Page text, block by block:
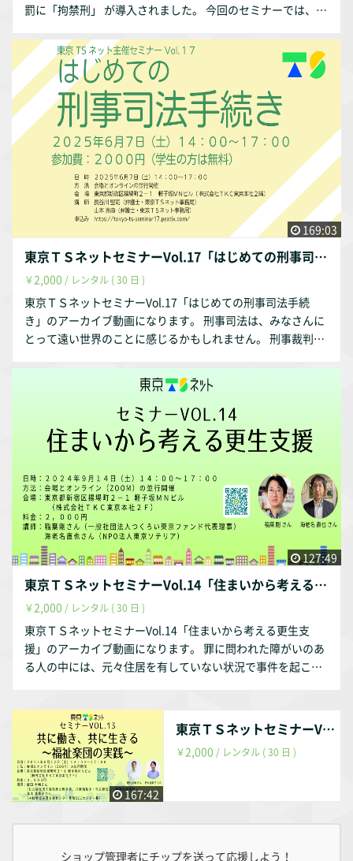
罰に「拘禁刑」 が導入されました。 今回のセミナーでは、長
りのために必要な支援について研究されている福山大学教授
の中島学さんと、実際に刑務所での拘禁刑導入のモデル事業
を担当されている長崎県地域定着支援センター職員の田岡亜
佑美さんを講師にお招きし、「拘禁刑」の導入で何が変わる
のかについてお話しいただきました。 「拘禁刑って、懲役刑
や禁錮刑と何が違うの？」 「刑務所の中はどう変わるの？」
そんな疑問にこたえて、刑罰のこれからを一緒に考えるセミ
ナーです。 拘禁刑のことをまだまだ知らないあなたも、拘禁
刑のことをもっと知りたいあなたも、ご興味を持たれた方は
是非ご視聴ください！ ※こちらのサイトで販売している動画
に関する注意 ・動画はストリーミング再生のみで、保存はで
の配布資料につきましては、配信は行っておりません。ま
た、音声には字幕がつきません。 ・取り扱っている内容等に
よって、一部当日の講演内容と公開範囲が異なる場合があり
ます。一部、映像に飛びがありましたので、当日料金から若
干減額しています。 ・第三者への公開・転載等はお断りいた
169:03
東京ＴＳネットセミナーVol.17「はじめての刑事司法手続き」
￥2,000 / レンタル ( 30 日 )
東京ＴＳネットセミナーVol.17「はじめての刑事司法手続
き」のアーカイブ動画になります。 刑事司法は、みなさんに
とって遠い世界のことに感じるかもしれません。 刑事裁判、
方もいるでしょう。 しかし、みなさんも被害者として刑事司
法に関与する可能性はあります。 冤罪で逮捕されてしまうと
いうこともありえます。また、このことは障害のある人の支
援の場面でも同じです。 私たちが支援している障害のある人
が、刑事事件の被害者・加害者となってしまうケースも多く
き」と題して、刑事司法の全体像をお伝えしたいと思いま
す。 これまでに行った「はじめての刑事司法手続き」と同じ
テーマですが、講師が代わりますので、内容についても別の
ものとなります。また、今般の刑法・少年法等の改正も踏ま
え、内容についてもリニューアルしたものとなります。 罪に
での福祉職の支援等のテーマにご興味をもたれている方な
ど、ぜひご視聴ください。 ※こちらのサイトで販売している
動画に関する注意 ・動画はストリーミング再生のみで、保存
はできません。視聴可能期間は３０日間です。 ・セミナー実
施時の配布資料につきましては、配信は行っておりません。
ります。 ・第三者への公開・転載等はお断りいたします。 こ
れらの点につき、あらかじめご了承いただきますようお願い
いたします。
127:49
東京ＴＳネットセミナーVol.14「住まいから考える更生支援」
￥2,000 / レンタル ( 30 日 )
東京ＴＳネットセミナーVol.14「住まいから考える更生支
援」のアーカイブ動画になります。 罪に問われた障がいのあ
る人の中には、元々住居を有していない状況で事件を起こし
事件を起こしてしまう方や、精神障害等があり、生活保護を
利用して生活していたところ、隣人等とのトラブルが事件に
発展してしまう方で、逮捕勾留によって住まいも失う方も多
いです。 そのような方が刑事手続き終了後、地域で生活を始
める際、最初にぶつかることが多いのが、住まいの確保の問
居の支援、精神障害という側面からの住居の支援を考える内
容になりました。 講師は、自立生活サポートセンター・もや
167:42
東京ＴＳネットセミナーVol.13「共に働き、共に生きる〜福祉楽団の実践〜」
￥2,000 / レンタル ( 30 日 )
ショップ管理者にチップを送って応援しよう！